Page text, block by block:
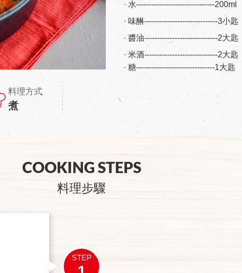
料理方式
煮
· 水-------------------------------200ml
· 味醂-----------------------------3小匙
· 醬油-----------------------------2大匙
· 米酒-----------------------------2大匙
· 糖-------------------------------1大匙
COOKING STEPS
料理步驟
STEP